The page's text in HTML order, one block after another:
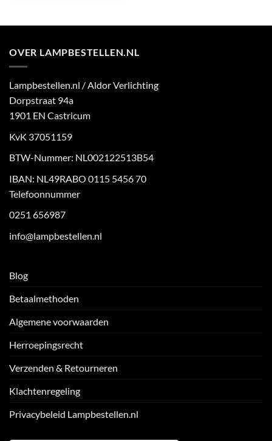
OVER LAMPBESTELLEN.NL
Lampbestellen.nl / Aldor Verlichting
Dorpstraat 94a
1901 EN Castricum
KvK 37051159
BTW-Nummer: NL002122513B54
IBAN: NL49RABO 0115 5456 70
Telefoonnummer
0251 656987
info@lampbestellen.nl
Blog
Betaalmethoden
Algemene voorwaarden
Herroepingsrecht
Verzenden & Retourneren
Klachtenregeling
Privacybeleid Lampbestellen.nl